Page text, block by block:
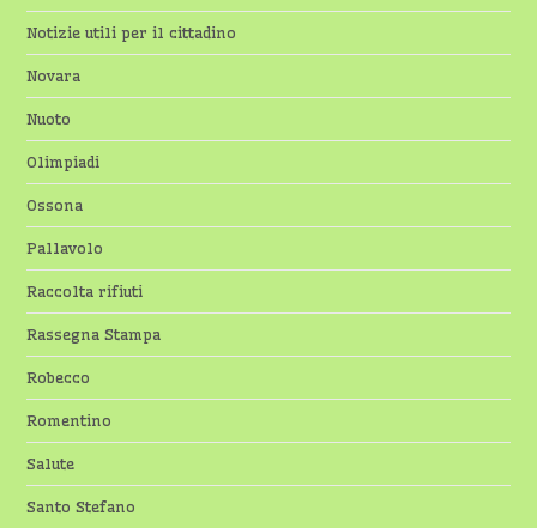
Notizie utili per il cittadino
Novara
Nuoto
Olimpiadi
Ossona
Pallavolo
Raccolta rifiuti
Rassegna Stampa
Robecco
Romentino
Salute
Santo Stefano